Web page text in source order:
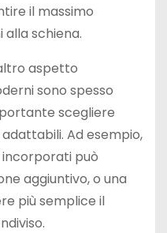
il massimo
schiena.
aspetto
sono spesso
scegliere
Ad esempio,
può
aggiuntivo, o una
più semplice il